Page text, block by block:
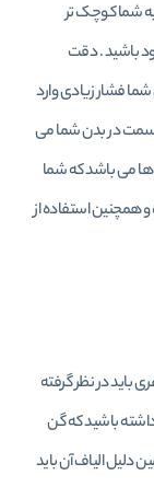
شما کوچک تر
باشید . دقت
فشار زیادی وارد
در بدن شما می
می باشد که شما
استفاده از
در نظر گرفته
باشید که گن
دلیل الیاف آن باید